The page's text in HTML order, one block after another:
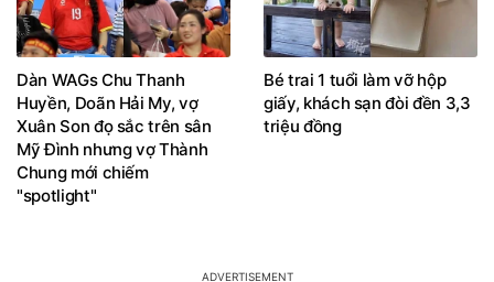
Dàn WAGs Chu Thanh
Huyền, Doãn Hải My, vợ
Xuân Son đọ sắc trên sân
Mỹ Đình nhưng vợ Thành
Chung mới chiếm
"spotlight"
Bé trai 1 tuổi làm vỡ hộp
giấy, khách sạn đòi đền 3,3
triệu đồng